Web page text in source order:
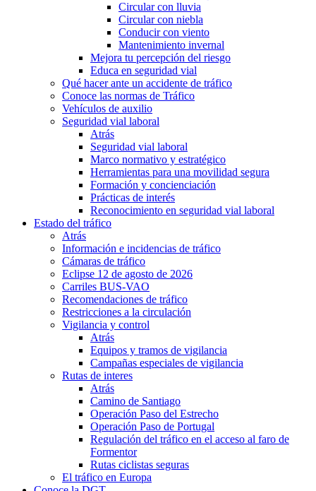
Circular con lluvia
Circular con niebla
Conducir con viento
Mantenimiento invernal
Mejora tu percepción del riesgo
Educa en seguridad vial
Qué hacer ante un accidente de tráfico
Conoce las normas de Tráfico
Vehículos de auxilio
Seguridad vial laboral
Atrás
Seguridad vial laboral
Marco normativo y estratégico
Herramientas para una movilidad segura
Formación y concienciación
Prácticas de interés
Reconocimiento en seguridad vial laboral
Estado del tráfico
Atrás
Información e incidencias de tráfico
Cámaras de tráfico
Eclipse 12 de agosto de 2026
Carriles BUS-VAO
Recomendaciones de tráfico
Restricciones a la circulación
Vigilancia y control
Atrás
Equipos y tramos de vigilancia
Campañas especiales de vigilancia
Rutas de interes
Atrás
Camino de Santiago
Operación Paso del Estrecho
Operación Paso de Portugal
Regulación del tráfico en el acceso al faro de
Formentor
Rutas ciclistas seguras
El tráfico en Europa